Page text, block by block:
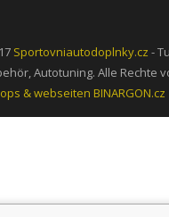
Sportovniautodoplnky.cz -
Autotuning. Alle Rechte
& webseiten BINARGON.cz